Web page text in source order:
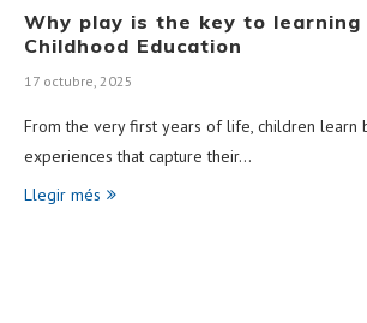
Why play is the key to learning
Childhood Education
17 octubre, 2025
From the very first years of life, children learn
experiences that capture their…
Llegir més